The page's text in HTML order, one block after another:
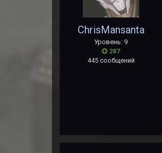
ChrisMansanta
Уровень: 9
287
445 сообщений